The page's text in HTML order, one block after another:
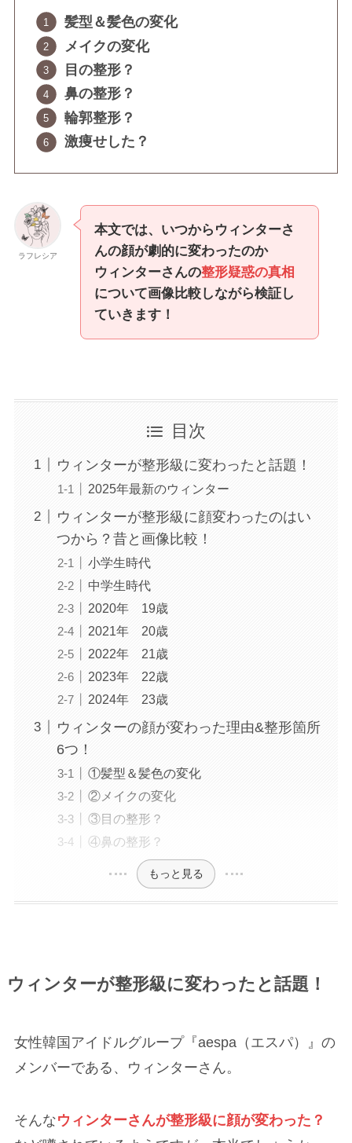
髪型＆髪色の変化
メイクの変化
目の整形？
鼻の整形？
輪郭整形？
激痩せした？
ラフレシア
本文では、いつからウィンターさ
んの顔が劇的に変わったのか
ウィンターさんの整形疑惑の真相
について画像比較しながら検証し
ていきます！
目次
ウィンターが整形級に変わったと話題！
2025年最新のウィンター
ウィンターが整形級に顔変わったのはい
つから？昔と画像比較！
小学生時代
中学生時代
2020年 19歳
2021年 20歳
2022年 21歳
2023年 22歳
2024年 23歳
ウィンターの顔が変わった理由&整形箇所
6つ！
①髪型＆髪色の変化
②メイクの変化
③目の整形？
④鼻の整形？
もっと見る
ウィンターが整形級に変わったと話題！
女性韓国アイドルグループ『aespa（エスパ）』の
メンバーである、ウィンターさん。
そんなウィンターさんが整形級に顔が変わった？